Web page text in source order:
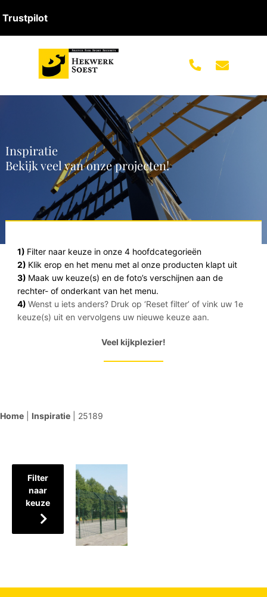
Trustpilot
Inspiratie
Bekijk veel van onze projecten!
1) Filter naar keuze in onze 4 hoofdcategorieën
2) Klik erop en het menu met al onze producten klapt uit
3) Maak uw keuze(s) en de foto’s verschijnen aan de
rechter- of onderkant van het menu.
4) Wenst u iets anders? Druk op ‘Reset filter’ of vink uw 1e
keuze(s) uit en vervolgens uw nieuwe keuze aan.
Veel kijkplezier!
Home Inspiratie 25189
Filter
naar
keuze